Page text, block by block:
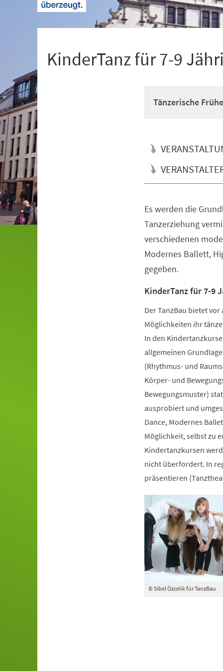
KinderTanz für 7-9
Tänzerische
Es werden die
Tanzerziehung
verschiedenen
Modernes Ballett,
gegeben.
KinderTanz für 7-9
Der TanzBau bietet
Möglichkeiten ihr
In den
allgemeinen
(Rhythmus- und
Körper- und
Bewegungsmuster)
ausprobiert und
Dance, Modernes
Möglichkeit, selbst zu
Kindertanzkursen
nicht überfordert. In
präsentieren
© Sibel Özcelik für TanzBau